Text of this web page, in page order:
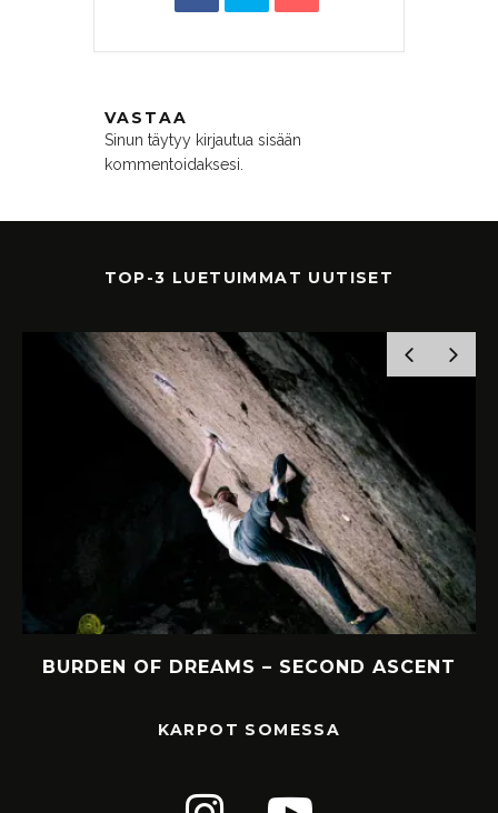
VASTAA
Sinun täytyy kirjautua sisään
kommentoidaksesi.
TOP-3 LUETUIMMAT UUTISET
BURDEN OF DREAMS – SECOND ASCENT
KARPOT SOMESSA